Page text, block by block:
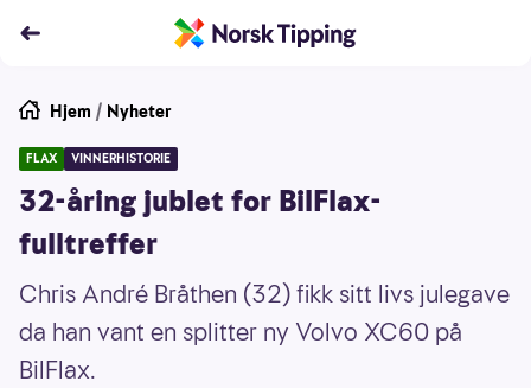
Hjem / Nyheter
FLAX VINNERHISTORIE
32-åring jublet for BilFlax-
fulltreffer
Chris André Bråthen (32) fikk sitt livs julegave
da han vant en splitter ny Volvo XC60 på
BilFlax.